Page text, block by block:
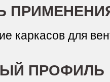
каркасов для
ПРОФИЛЬ